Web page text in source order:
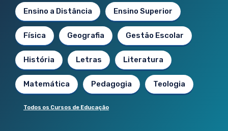
Ensino a Distância Ensino Superior
Física Geografia Gestão Escolar
História Letras Literatura
Matemática Pedagogia Teologia
Todos os Cursos de Educação